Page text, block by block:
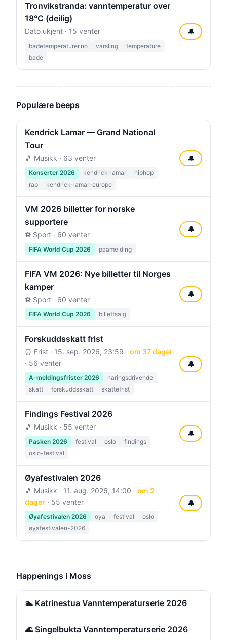
Tronvikstranda: vanntemperatur over
18°C (deilig)
Dato ukjent · 15 venter
badetemperaturer.no varsling
temperature
bade
🔔
Populære beeps
Kendrick Lamar — Grand National
Tour
🎵 Musikk · 63 venter
Konserter 2026 kendrick-lamar
hiphop
rap
kendrick-lamar-europe
🔔
VM 2026 billetter for norske
supportere
⚽ Sport · 60 venter
FIFA World Cup 2026 paamelding
🔔
FIFA VM 2026: Nye billetter til Norges
kamper
⚽ Sport · 60 venter
FIFA World Cup 2026 billettsalg
🔔
Forskuddsskatt frist
⏰ Frist · 15. sep. 2026, 23:59
om 37 dager
· 56 venter
A-meldingsfrister 2026
naringsdrivende
skatt
forskuddsskatt skattefrist
🔔
Findings Festival 2026
🎵 Musikk · 55 venter
Påsken 2026 festival oslo
findings
oslo-festival
🔔
Øyafestivalen 2026
🎵 Musikk · 11. aug. 2026, 14:00
om 2
dager · 55 venter
Øyafestivalen 2026 oya festival
oslo
øyafestivalen-2026
🔔
Happenings i Moss
🏊 Katrinestua Vanntemperaturserie 2026
🌊 Singelbukta Vanntemperaturserie 2026